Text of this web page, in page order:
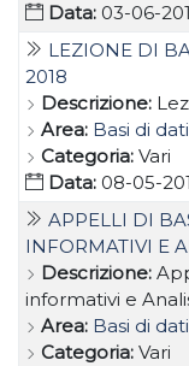
Data: 03-06-
LEZIONE DI
2018
Descrizione:
Area: Basi di
Categoria: Vari
Data: 08-05-
APPELLI DI
INFORMATIVI E
Descrizione:
informativi e
Area: Basi di
Categoria: Vari